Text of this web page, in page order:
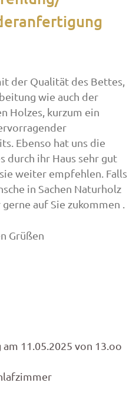
der Qualität des Bettes,
wie auch der
Holzes, kurzum ein
Ebenso hat uns die
durch ihr Haus sehr gut
weiter empfehlen. Falls
in Sachen Naturholz
auf Sie zukommen .
Grüßen
11.05.2025 von 13.oo